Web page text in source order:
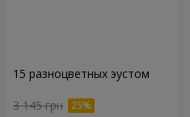
15 разноцветных эустом
3 145 грн